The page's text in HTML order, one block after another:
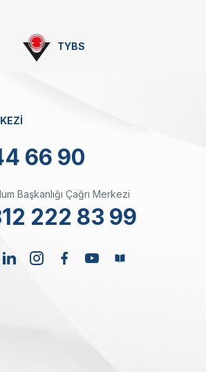
TYBS
66 90
Başkanlığı Çağrı Merkezi
222 83 99